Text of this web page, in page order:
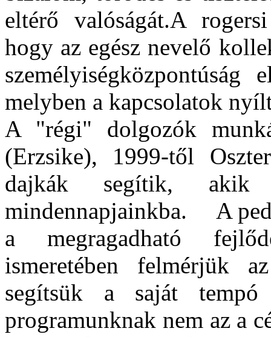
eltérő valóságát.A
hogy az egész nevelő
személyiségközpontúság
melyben a kapcsolatok
A "régi" dolgozók
(Erzsike), 1999-től
dajkák segítik, akik
mindennapjainkba. A
a megragadható
ismeretében felmérjük
segítsük a saját tempó
programunknak nem az a